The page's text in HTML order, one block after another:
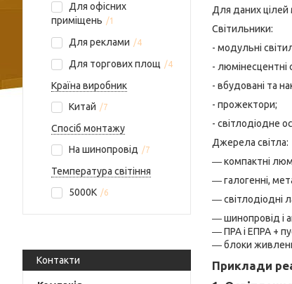
Для офісних
приміщень
1
Для реклами 4
Для торгових площ 4
Країна виробник
Китай
7
Спосіб монтажу
На шинопровід
7
Температура світіння
5000К
6
Контакти
Для даних цілей
Світильники:
- модульні
- люмінесцентні
- вбудовані та
- прожектори;
- світлодіодне
Джерела світла:
― компактні
― галогенні,
― світлодіодні
― шинопровід і
― ПРА і ЕПРА +
― блоки
Приклади